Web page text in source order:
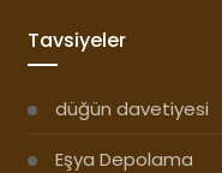
Tavsiyeler
düğün davetiyesi
Eşya Depolama